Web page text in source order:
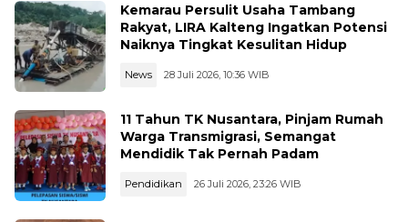
Kemarau Persulit Usaha Tambang
Rakyat, LIRA Kalteng Ingatkan Potensi
Naiknya Tingkat Kesulitan Hidup
News 28 Juli 2026, 10:36 WIB
11 Tahun TK Nusantara, Pinjam Rumah
Warga Transmigrasi, Semangat
Mendidik Tak Pernah Padam
Pendidikan 26 Juli 2026, 23:26 WIB